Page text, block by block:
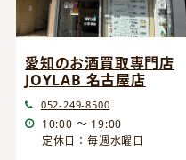
愛知のお酒買取専門店
JOYLAB 名古屋店
052-249-8500
10:00 ～ 19:00
定休日：毎週水曜日